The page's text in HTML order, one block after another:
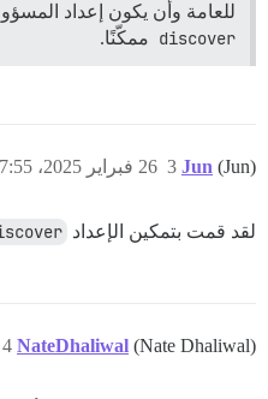
للعامة وأن يكون إعداد
discover ممكّنًا.
Jun (Jun) 26 فبراير 2025، 7:55ص 3
لقد قمت بتمكين الإعداد
NateDhaliwal (Nate Dhaliwal)
4